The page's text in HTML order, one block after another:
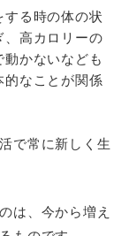
る時の体の状
高カロリーの
かないなども
なことが関係
で常に新しく生
は、今から増え